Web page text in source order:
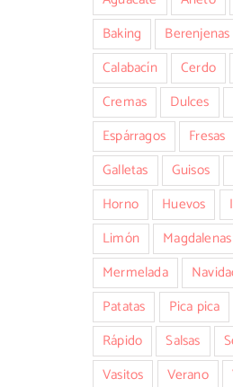
Baking
Berenjenas
Calabacín
Cerdo
Cremas
Dulces
Espárragos
Fresas
Galletas
Guisos
Horno
Huevos
Limón
Mermelada
Patatas
Pica pica
Rápido
Salsas
Vasitos
Verano